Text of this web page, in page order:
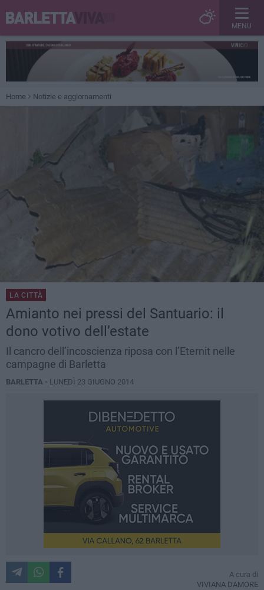
MENU
Home Notizie e aggiornamenti
LA CITTÀ
Amianto nei pressi del Santuario: il
dono votivo dell’estate
Il cancro dell’incoscienza riposa con l’Eternit nelle
campagne di Barletta
BARLETTA - LUNEDÌ 23 GIUGNO 2014
A cura di
VIVIANA DAMORE